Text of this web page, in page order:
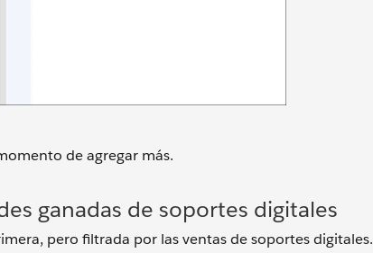
de agregar más.
ganadas de soportes digitales
pero filtrada por las ventas de soportes digitales.